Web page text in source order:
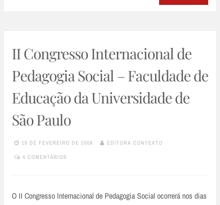
II Congresso Internacional de
Pedagogia Social – Faculdade de
Educação da Universidade de
São Paulo
18 DE FEVEREIRO DE 2008 EDITORA CONTEXTO
4 COMENTÁRIOS
O II Congresso Internacional de Pedagogia Social ocorrerá nos dias